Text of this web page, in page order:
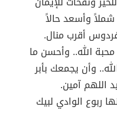
شملاً وأسعد حالاً
أقرب منال.
الله.. وأحسن ما
وأن يجمعك بأبر
اللهم آمين.
ربوع الوادي لبيك